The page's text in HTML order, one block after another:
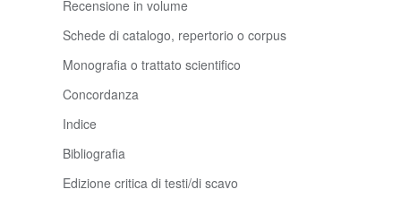
Recensione in volume
Schede di catalogo, repertorio o corpus
Monografia o trattato scientifico
Concordanza
Indice
Bibliografia
Edizione critica di testi/di scavo